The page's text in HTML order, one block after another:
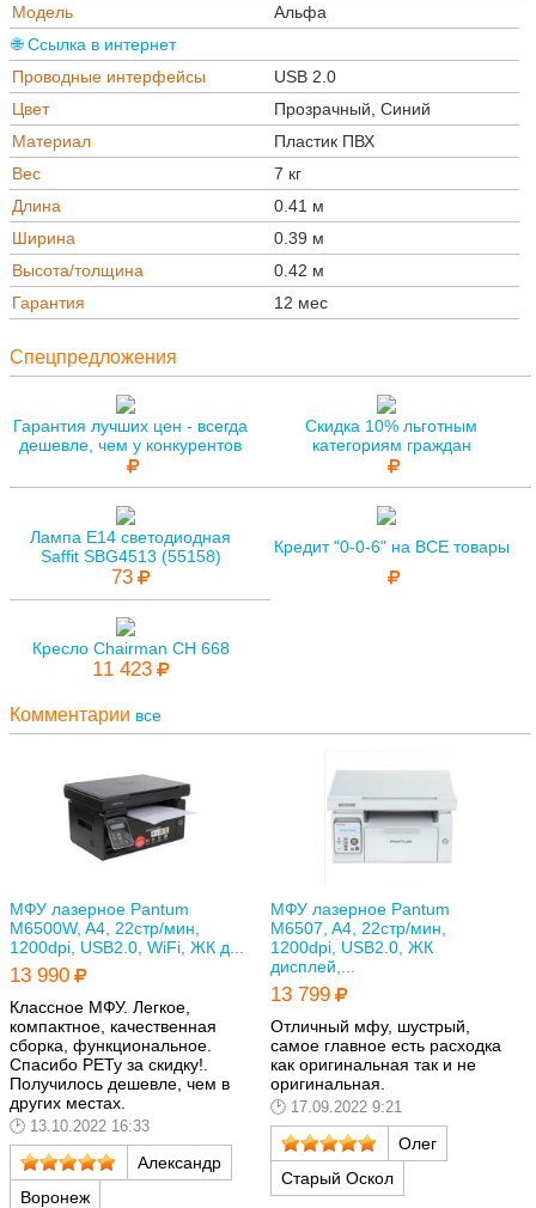
Модель
Альфа
🌐 Ссылка в интернет
Проводные интерфейсы
USB 2.0
Цвет
Прозрачный, Синий
Материал
Пластик ПВХ
Вес
7 кг
Длина
0.41 м
Ширина
0.39 м
Высота/толщина
0.42 м
Гарантия
12 мес
Спецпредложения
Гарантия лучших цен - всегда
дешевле, чем у конкурентов
Скидка 10% льготным
категориям граждан
Лампа E14 светодиодная
Saffit SBG4513 (55158)
73
Кредит "0-0-6" на ВСЕ товары
Кресло Chairman CH 668
11 423
Комментарии все
МФУ лазерное Pantum
M6500W, A4, 22стр/мин,
1200dpi, USB2.0, WiFi, ЖК д...
13 990
Классное МФУ. Легкое,
компактное, качественная
сборка, функциональное.
Спасибо РЕТу за скидку!.
Получилось дешевле, чем в
других местах.
13.10.2022 16:33
Александр
Воронеж
МФУ лазерное Pantum
M6507, A4, 22стр/мин,
1200dpi, USB2.0, ЖК
дисплей,...
13 799
Отличный мфу, шустрый,
самое главное есть расходка
как оригинальная так и не
оригинальная.
17.09.2022 9:21
Олег
Старый Оскол